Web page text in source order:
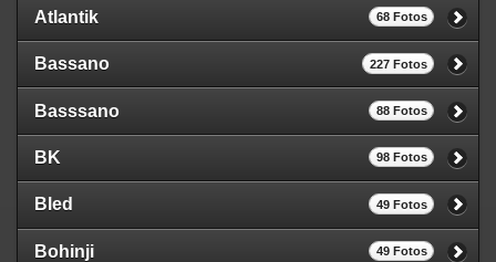
Atlantik 68 Fotos
Bassano 227 Fotos
Basssano 88 Fotos
BK 98 Fotos
Bled 49 Fotos
Bohinji 49 Fotos